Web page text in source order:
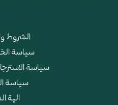
الشروط
سياسة
سياسة
سياسة
الية